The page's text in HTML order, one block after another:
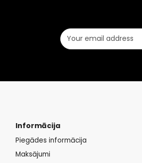
Informācija
Piegādes informācija
Maksājumi